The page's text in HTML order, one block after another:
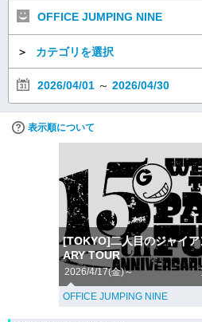
OFFICE JUMPING NINE
＞ カテゴリを選択
2026/04/01 ～ 2026/04/30
表示順について
[TOKYO]二人目のジャイ
ARY TOUR
2026/4/17(金)～
OFFICE JUMPING NINE